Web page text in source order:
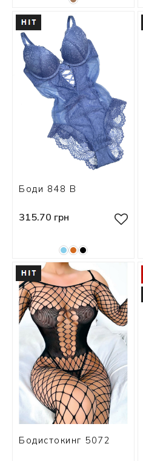
Боди 848 В
315.70 грн
Бодистокинг 5072